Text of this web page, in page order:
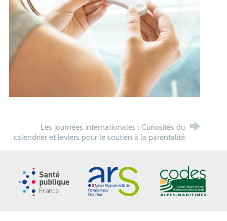
Les journées internationales : Curiosités du
calendrier et leviers pour le soutien à la parentalité
Santé publique FranceARS Paca CoDES 06